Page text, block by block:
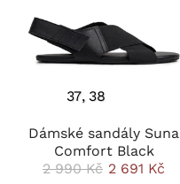
37 38
Dámské sandály Suna
Comfort Black
2 990 Kč 2 691 Kč